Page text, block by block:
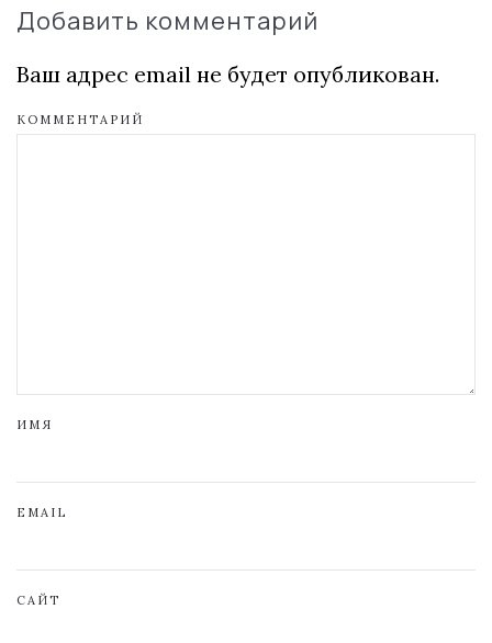
Добавить комментарий
Ваш адрес email не будет опубликован.
КОММЕНТАРИЙ
ИМЯ
EMAIL
САЙТ